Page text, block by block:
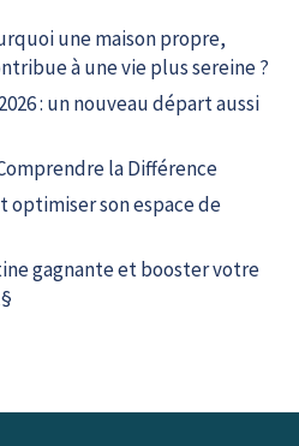
une maison propre,
à une vie plus sereine ?
: un nouveau départ aussi
la Différence
son espace de
gagnante et booster votre